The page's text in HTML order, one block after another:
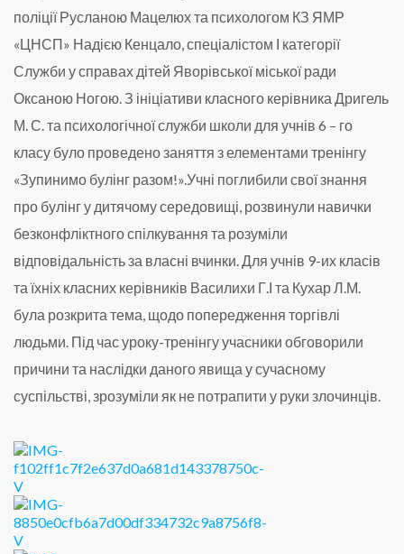
поліції Русланою Мацелюх та психологом КЗ ЯМР
«ЦНСП» Надією Кенцало, спеціалістом І категорії
Служби у справах дітей Яворівської міської ради
Оксаною Ногою. З ініціативи класного керівника Дригель
М. С. та психологічної служби школи для учнів 6 – го
класу було проведено заняття з елементами тренінгу
«Зупинимо булінг разом!».Учні поглибили свої знання
про булінг у дитячому середовищі, розвинули навички
безконфліктного спілкування та розуміли
відповідальність за власні вчинки.Для учнів 9-их класів
та їхніх класних керівників Василихи Г.І та Кухар Л.М.
була розкрита тема, щодо попередження торгівлі
людьми. Під час уроку-тренінгу учасники обговорили
причини та наслідки даного явища у сучасному
суспільстві, зрозуміли як не потрапити у руки злочинців.